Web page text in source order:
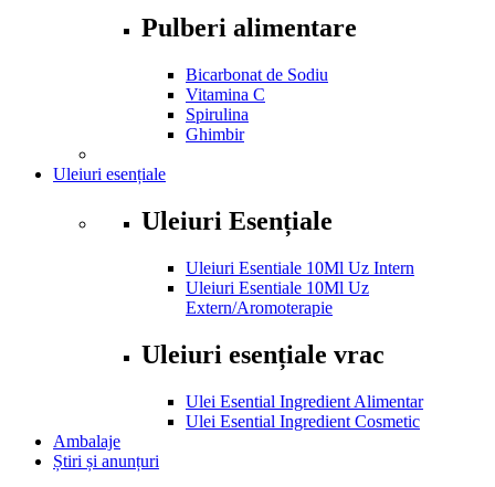
Pulberi alimentare
Bicarbonat de Sodiu
Vitamina C
Spirulina
Ghimbir
Uleiuri esențiale
Uleiuri Esențiale
Uleiuri Esentiale 10Ml Uz Intern
Uleiuri Esentiale 10Ml Uz
Extern/Aromoterapie
Uleiuri esențiale vrac
Ulei Esential Ingredient Alimentar
Ulei Esential Ingredient Cosmetic
Ambalaje
Știri și anunțuri